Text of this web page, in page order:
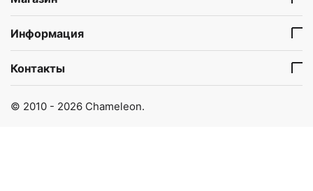
Информация
Контакты
© 2010 - 2026 Chameleon.